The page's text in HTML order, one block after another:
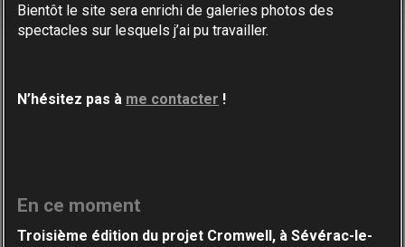
Bientôt le site sera enrichi de galeries photos des
spectacles sur lesquels j’ai pu travailler.
N’hésitez pas à me contacter !
En ce moment
Troisième édition du projet Cromwell, à Sévérac-le-